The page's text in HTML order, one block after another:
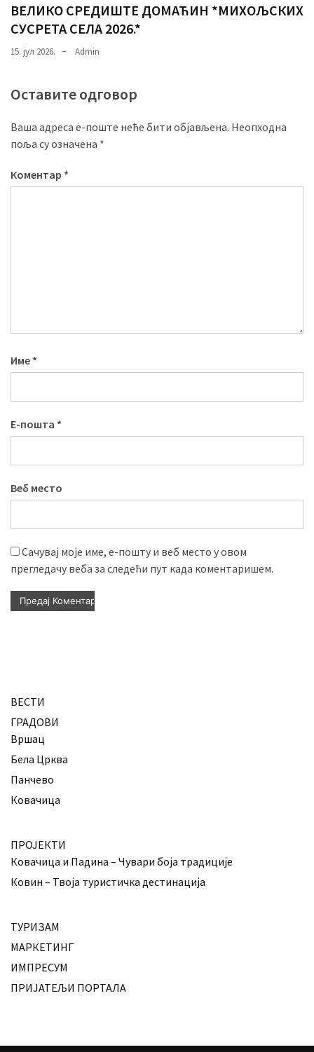
ВЕЛИКО СРЕДИШТЕ ДОМАЋИН *МИХОЉСКИХ
СУСРЕТА СЕЛА 2026.*
15. јул 2026. Admin
Оставите одговор
Ваша адреса е-поште неће бити објављена. Неопходна
поља су означена *
Коментар *
Име *
Е-пошта *
Веб место
Сачувај моје име, е-пошту и веб место у овом
прегледачу веба за следећи пут када коментаришем.
ВЕСТИ
ГРАДОВИ
Вршац
Бела Црква
Панчево
Ковачица
ПРОЈЕКТИ
Ковачица и Падина – Чувари боја традиције
Ковин – Твоја туристичка дестинација
ТУРИЗАМ
МАРКЕТИНГ
ИМПРЕСУМ
ПРИЈАТЕЉИ ПОРТАЛА